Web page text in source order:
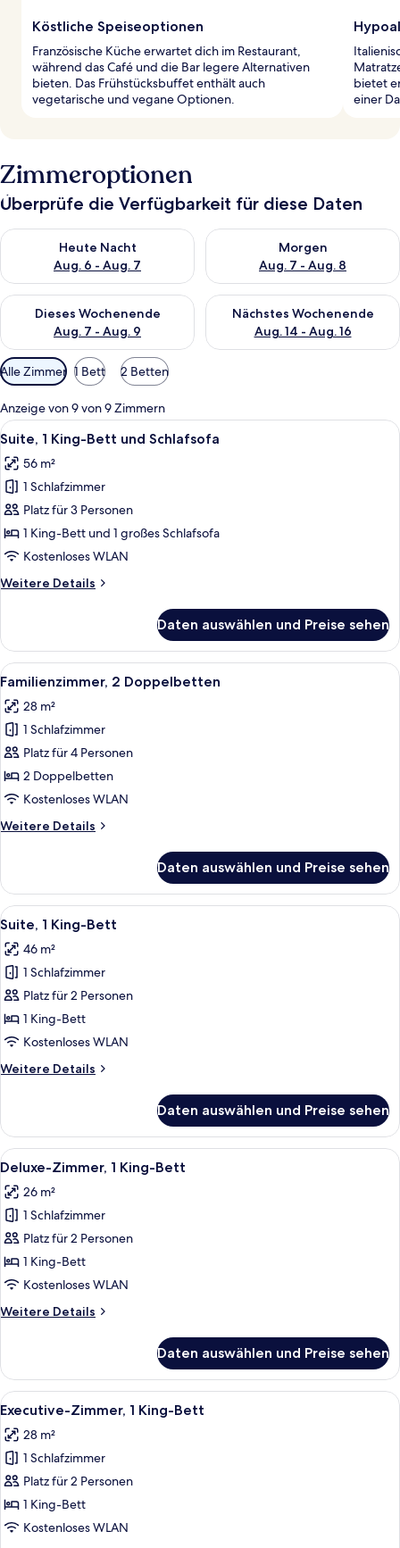
Köstliche Speiseoptionen
Französische Küche erwartet dich im Restaurant,
während das Café und die Bar legere Alternativen
bieten. Das Frühstücksbuffet enthält auch
vegetarische und vegane Optionen.
bietet
einer
Zimmeroptionen
Überprüfe die Verfügbarkeit für diese Daten
Heute Nacht
Aug. 6 - Aug. 7
Überprüfe die Verfügbarkeit für heute Nacht, Aug. 6 - Aug. 7.
Morgen
Aug. 7 - Aug. 8
Überprüfe die Verfügbarkeit
Dieses Wochenende
Aug. 7 - Aug. 9
Überprüfe die Verfügbarkeit für dieses Wochenende, Aug. 7
Nächstes Wochenende
Aug. 14 - Aug. 16
Überprüfe die Verfügbarkeit
Verfügbare
Filter
für
Zimmer
Alle Zimmer 1 Bett 2 Betten
Anzeige von 9 von 9 Zimmern
Alle
Fotos
für
Suite,
1 King-
Bett
und
anzeigen
Ein Hotelzimmer mit einem großen
6
Suite, 1 King-Bett und Schlafsofa
56 m²
1 Schlafzimmer
Platz für 3 Personen
1 King-Bett und 1 großes Schlafsofa
Kostenloses WLAN
Weitere Details
Weitere
1 King-
Bett
und
Daten auswählen und Preise sehen
Alle
Fotos
für
Familienzimmer,
2 Doppelbetten
anzeigen
Ein Hotelzimmer mit zwei Betten,
7
Familienzimmer, 2 Doppelbetten
28 m²
1 Schlafzimmer
Platz für 4 Personen
2 Doppelbetten
Kostenloses WLAN
Weitere Details
Weitere
2 Doppelbetten
Daten auswählen und Preise sehen
Alle
Fotos
für
Suite,
1 King-
Bett
anzeigen
Ein modernes Hotelzimmer mit
7
Suite, 1 King-Bett
46 m²
1 Schlafzimmer
Platz für 2 Personen
1 King-Bett
Kostenloses WLAN
Weitere Details
Weitere
1 King-
Bett
Daten auswählen und Preise sehen
Alle
Fotos
für
Deluxe-
Zimmer,
1 King-
Bett
Ein Hotelzimmer mit einem großen
6
Deluxe-Zimmer, 1 King-Bett
26 m²
1 Schlafzimmer
Platz für 2 Personen
1 King-Bett
Kostenloses WLAN
Weitere Details
Weitere
Zimmer,
1 King-
Bett
Daten auswählen und Preise sehen
Alle
Fotos
für
Executive-
Zimmer,
1 King-
Bett
Ein modernes Hotelzimmer mit
8
Executive-Zimmer, 1 King-Bett
28 m²
1 Schlafzimmer
Platz für 2 Personen
1 King-Bett
Kostenloses WLAN